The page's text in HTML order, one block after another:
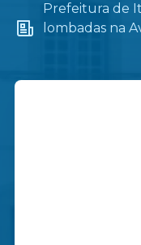
Prefeitura de
lombadas na